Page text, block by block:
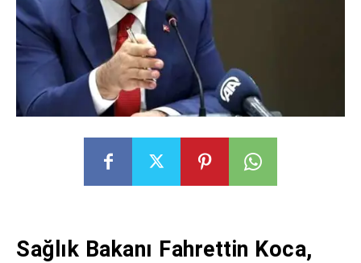
Sağlık Bakanı Fahrettin Koca,